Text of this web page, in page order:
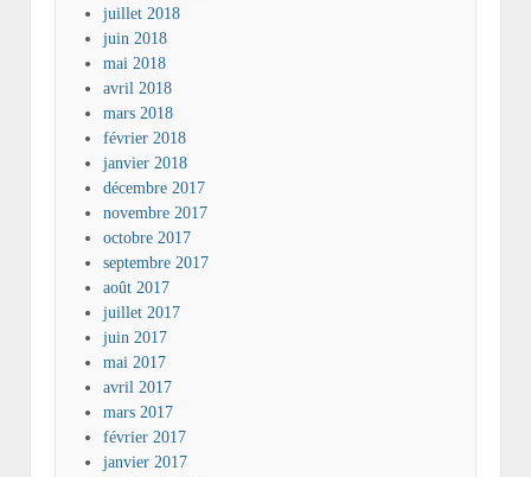
juillet 2018
juin 2018
mai 2018
avril 2018
mars 2018
février 2018
janvier 2018
décembre 2017
novembre 2017
octobre 2017
septembre 2017
août 2017
juillet 2017
juin 2017
mai 2017
avril 2017
mars 2017
février 2017
janvier 2017